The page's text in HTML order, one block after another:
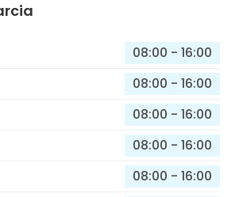
08:00 - 16:00
08:00 - 16:00
08:00 - 16:00
08:00 - 16:00
08:00 - 16:00